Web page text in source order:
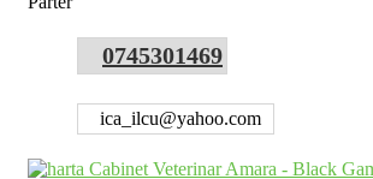
0745301469
ica_ilcu@yahoo.com